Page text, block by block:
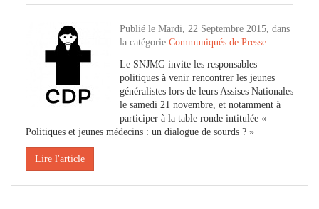
Publié le Mardi, 22 Septembre 2015, dans
la catégorie Communiqués de Presse
Le SNJMG invite les responsables
politiques à venir rencontrer les jeunes
généralistes lors de leurs Assises Nationales
le samedi 21 novembre, et notamment à
participer à la table ronde intitulée «
Politiques et jeunes médecins : un dialogue de sourds ? »
Lire l'article